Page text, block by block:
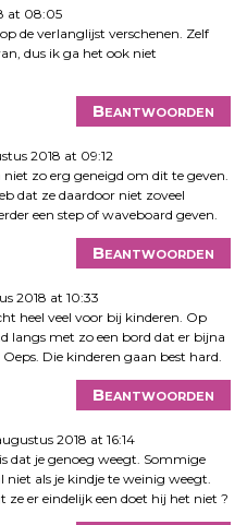
at 08:05
de verlanglijst verschenen. Zelf
dus ik ga het ook niet
Beantwoorden
2018 at 09:12
niet zo erg geneigd om dit te geven.
dat ze daardoor niet zoveel
een step of waveboard geven.
Beantwoorden
2018 at 10:33
heel veel voor bij kinderen. Op
langs met zo een bord dat er bijna
Die kinderen gaan best hard.
Beantwoorden
2018 at 16:14
dat je genoeg weegt. Sommige
niet als je kindje te weinig weegt.
ze er eindelijk een doet hij het niet ?